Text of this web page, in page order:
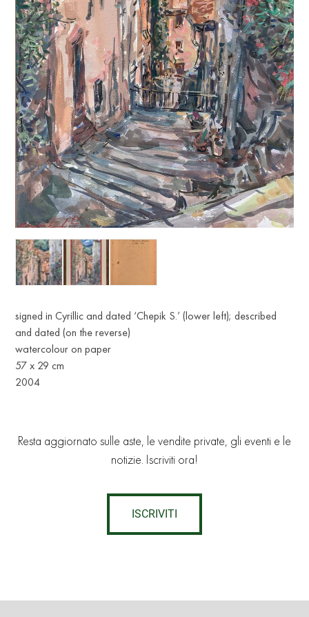
signed in Cyrillic and dated ‘Chepik S.’ (lower left); described
and dated (on the reverse)
watercolour on paper
57 x 29 cm
2004
Resta aggiornato sulle aste, le vendite private, gli eventi e le
notizie. Iscriviti ora!
ISCRIVITI